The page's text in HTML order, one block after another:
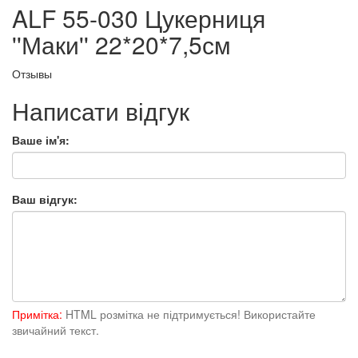
ALF 55-030 Цукерниця
''Маки'' 22*20*7,5см
Отзывы
Написати відгук
Ваше ім'я:
Ваш відгук:
Примітка: HTML розмітка не підтримується! Використайте
звичайний текст.